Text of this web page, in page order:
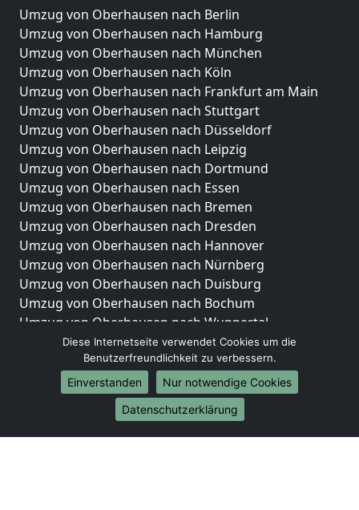
Umzug von Oberhausen nach Berlin
Umzug von Oberhausen nach Hamburg
Umzug von Oberhausen nach München
Umzug von Oberhausen nach Köln
Umzug von Oberhausen nach Frankfurt am Main
Umzug von Oberhausen nach Stuttgart
Umzug von Oberhausen nach Düsseldorf
Umzug von Oberhausen nach Leipzig
Umzug von Oberhausen nach Dortmund
Umzug von Oberhausen nach Essen
Umzug von Oberhausen nach Bremen
Umzug von Oberhausen nach Dresden
Umzug von Oberhausen nach Hannover
Umzug von Oberhausen nach Nürnberg
Umzug von Oberhausen nach Duisburg
Umzug von Oberhausen nach Bochum
Umzug von Oberhausen nach Wuppertal
Umzug von Oberhausen nach Bielefeld
Umzug von Oberhausen nach Bonn
Umzug von Oberhausen nach Münster
Internationale-Umzüge
Umzug von Oberhausen nach Brasilien
Diese Internetseite verwendet Cookies um die
Benutzerfreundlichkeit zu verbessern.
Einverstanden
Nur notwendige Cookies
Datenschutzerklärung